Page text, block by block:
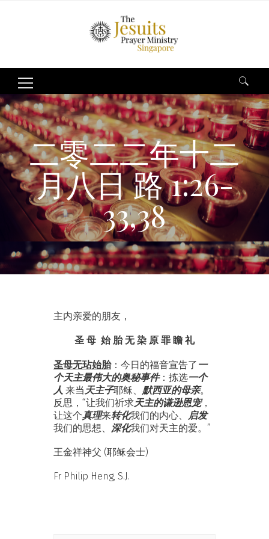
Search
for:
二零二二年十二
月八日 路 1:26-
33,38
主内亲爱的朋友，
圣 母 始 胎 无 染 原 罪 瞻 礼
圣母无玷始胎：今日的福音宣告了 一
个天主最伟大的奥秘事件：拣选一个
人 来当 天主子耶稣、 默西亚的母亲。
反思，“让我们祈求天主的谦逊恩宠，
让这个真理来转化我们的内心、 启发
我们的思想、 深化我们对天主的爱。”
王金祥神父 (耶稣会士)
Fr Philip Heng, S.J.